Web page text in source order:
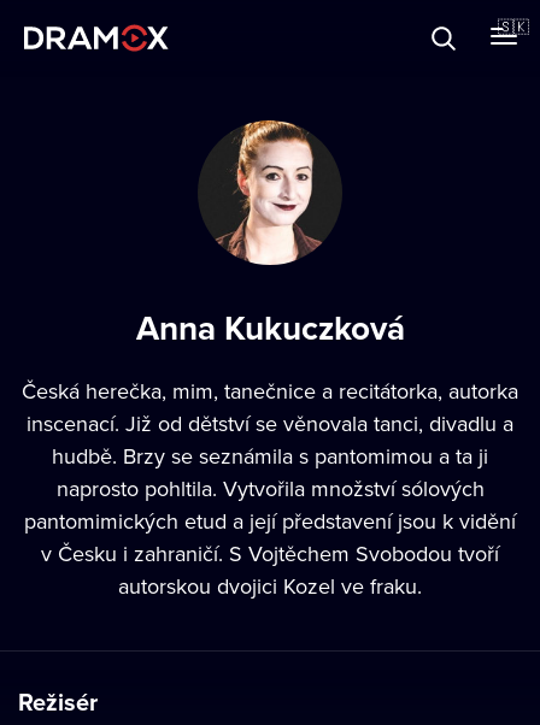
🇸🇰
Anna Kukuczková
Česká herečka, mim, tanečnice a recitátorka, autorka
inscenací. Již od dětství se věnovala tanci, divadlu a
hudbě. Brzy se seznámila s pantomimou a ta ji
naprosto pohltila. Vytvořila množství sólových
pantomimických etud a její představení jsou k vidění
v Česku i zahraničí. S Vojtěchem Svobodou tvoří
autorskou dvojici Kozel ve fraku.
Režisér